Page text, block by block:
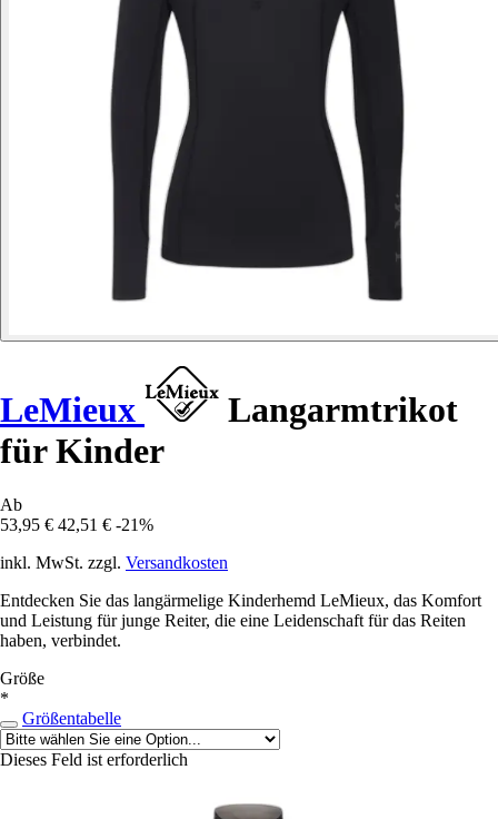
LeMieux
Langarmtrikot
für Kinder
Ab
53,95 € 42,51 € -21%
inkl. MwSt. zzgl. Versandkosten
Entdecken Sie das langärmelige Kinderhemd LeMieux, das Komfort
und Leistung für junge Reiter, die eine Leidenschaft für das Reiten
haben, verbindet.
Größe
*
Größentabelle
Dieses Feld ist erforderlich